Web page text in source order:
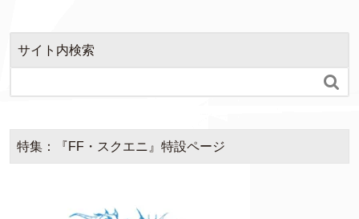
サイト内検索

特集：『FF・スクエニ』特設ページ